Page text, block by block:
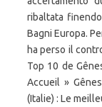
ribaltata
Bagni Europa.
ha perso il
Top 10 de
Accueil »
(Italie) : Le